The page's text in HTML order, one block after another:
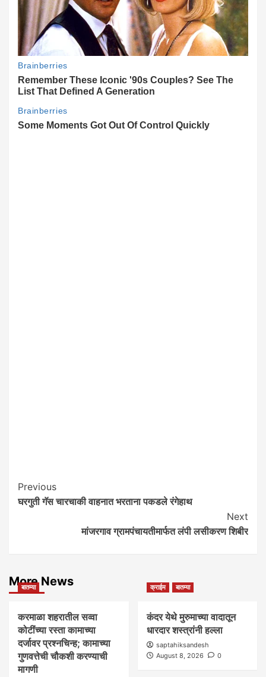
Post
Navigation
Previous
घरगुती गॅस चारचाकी वाहनात भरताना पकडले रंगेहाथ
Next
मांजरगाव ग्रामपंचायतीमार्फत लंपी लसीकरण शिबीर
More News
बातम्या
करमाळा शहरातील सव्वा
कोटींच्या रस्ता कामाच्या
दर्जावर प्रश्नचिन्ह; कामाच्या
गुणवत्तेची चौकशी करण्याची
मागणी
क्राईम बातम्या
कंदर येथे मुरुमाच्या वादातून
धारदार शस्त्रांनी हल्ला
saptahiksandesh
August 8, 2026
0